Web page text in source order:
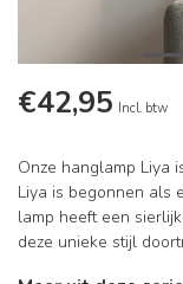
€42,95 Incl. btw
Onze hanglamp Liya
Liya is begonnen als
lamp heeft een
deze unieke stijl